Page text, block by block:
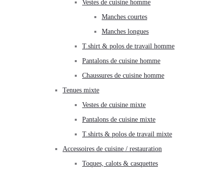
Vestes de cuisine homme
Manches courtes
Manches longues
T.shirt & polos de travail homme
Pantalons de cuisine homme
Chaussures de cuisine homme
Tenues mixte
Vestes de cuisine mixte
Pantalons de cuisine mixte
T.shirts & polos de travail mixte
Accessoires de cuisine / restauration
Toques, calots & casquettes